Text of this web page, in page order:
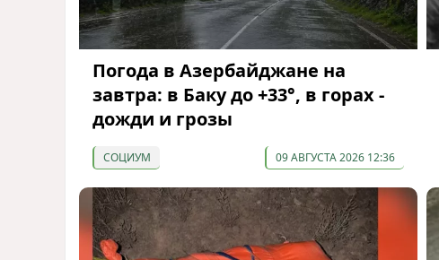
Погода в Азербайджане на
завтра: в Баку до +33°, в горах -
дожди и грозы
СОЦИУМ 09 АВГУСТА 2026 12:36